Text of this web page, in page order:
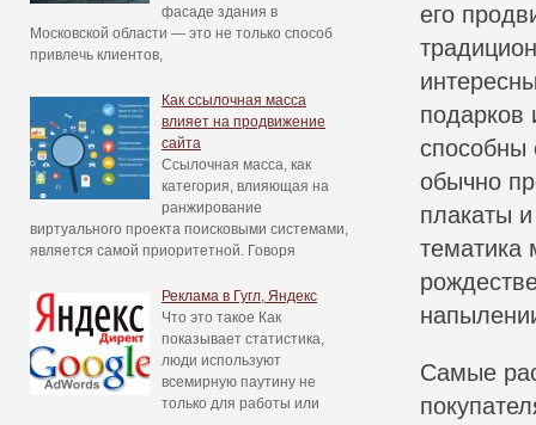
фасаде здания в
Московской области — это не только способ
привлечь клиентов,
Как ссылочная масса
влияет на продвижение
сайта
Ссылочная масса, как
категория, влияющая на
ранжирование
виртуального проекта поисковыми системами,
является самой приоритетной. Говоря
Реклама в Гугл, Яндекс
Что это такое Как
показывает статистика,
люди используют
всемирную паутину не
только для работы или
его
подарков
способны
обычно
плакаты
тематика
Самые